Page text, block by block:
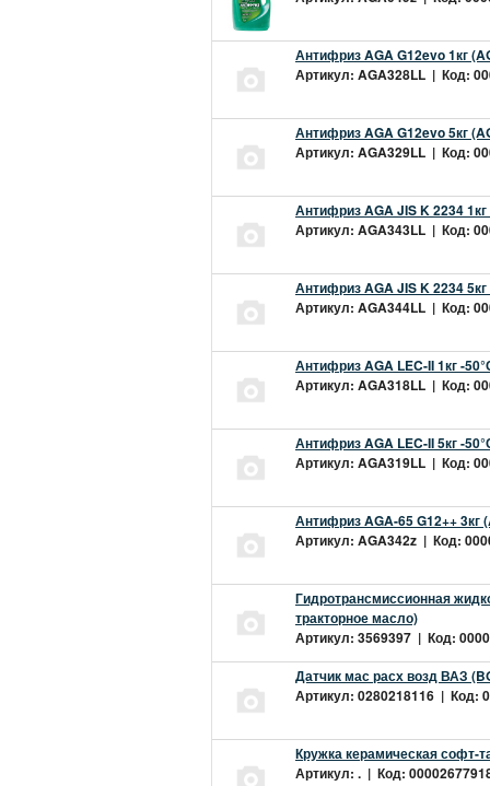
Антифриз AGA G12evo 1кг
Артикул: AGA328LL | Код:
Антифриз AGA G12evo 5кг
Артикул: AGA329LL | Код:
Антифриз AGA JIS K 2234
Артикул: AGA343LL | Код:
Антифриз AGA JIS K 2234
Артикул: AGA344LL | Код:
Антифриз AGA LEC-II 1кг -
Артикул: AGA318LL | Код:
Антифриз AGA LEC-II 5кг -
Артикул: AGA319LL | Код:
Антифриз AGA-65 G12++ 3кг
Артикул: AGA342z | Код:
Гидротрансмиссионная
тракторное масло)
Артикул: 3569397 | Код:
Датчик мас расх возд ВАЗ
Артикул: 0280218116 | Код:
Кружка керамическая софт-
Артикул: . | Код: